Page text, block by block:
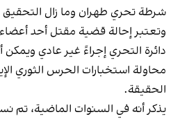
شرطة تحري طهران وما زال
وتعتبر إحالة قضية مقتل أحد أعضاء
دائرة التحري إجراءً غير عادي
محاولة استخبارات الحرس الثوري
الحقيقة.
يذكر أنه في السنوات الماضية، تم